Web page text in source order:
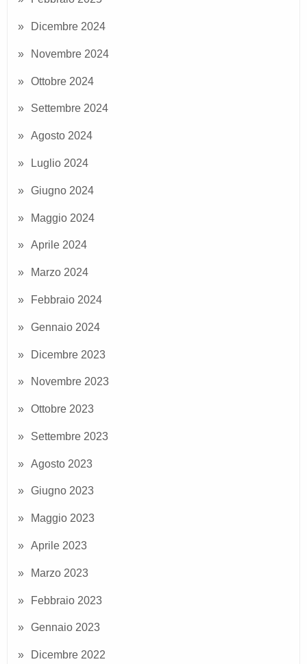
Dicembre 2024
Novembre 2024
Ottobre 2024
Settembre 2024
Agosto 2024
Luglio 2024
Giugno 2024
Maggio 2024
Aprile 2024
Marzo 2024
Febbraio 2024
Gennaio 2024
Dicembre 2023
Novembre 2023
Ottobre 2023
Settembre 2023
Agosto 2023
Giugno 2023
Maggio 2023
Aprile 2023
Marzo 2023
Febbraio 2023
Gennaio 2023
Dicembre 2022